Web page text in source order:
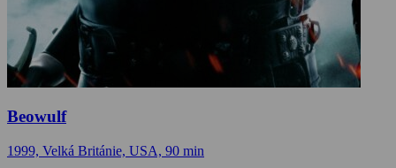
Beowulf
1999, Velká Británie, USA, 90 min